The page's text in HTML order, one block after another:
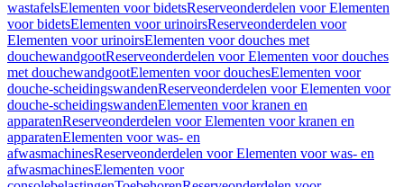
wastafelsElementen voor bidetsReserveonderdelen voor Elementen
voor bidetsElementen voor urinoirsReserveonderdelen voor
Elementen voor urinoirsElementen voor douches met
douchewandgootReserveonderdelen voor Elementen voor douches
met douchewandgootElementen voor douchesElementen voor
douche-scheidingswandenReserveonderdelen voor Elementen voor
douche-scheidingswandenElementen voor kranen en
apparatenReserveonderdelen voor Elementen voor kranen en
apparatenElementen voor was- en
afwasmachinesReserveonderdelen voor Elementen voor was- en
afwasmachinesElementen voor